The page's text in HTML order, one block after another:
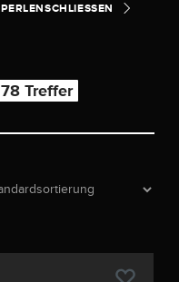
PERLENSCHLIESSEN
78 Treffer